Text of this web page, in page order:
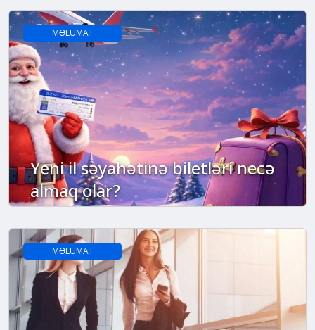
MƏLUMAT
Yeni il səyahətinə biletləri necə
almaq olar?
MƏLUMAT